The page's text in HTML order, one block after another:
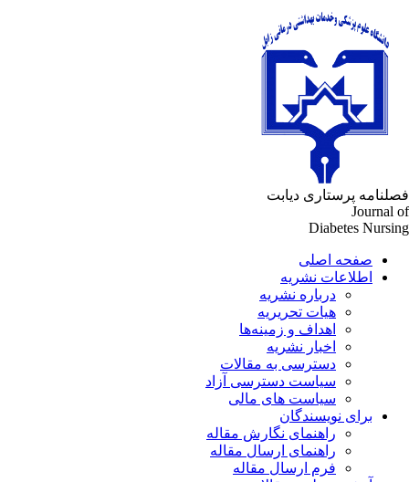
پرستاری دیابت
Journal
Diabetes
صفحه اصلی
اطلاعات نشریه
درباره نشریه
هیات تحریریه
اهداف و زمینه‌ها
اخبار نشریه
دسترسی به مقالات
سیاست دسترسی آزاد
سیاست های مالی
برای نویسندگان
راهنمای نگارش مقاله
راهنمای ارسال مقاله
فرم ارسال مقاله